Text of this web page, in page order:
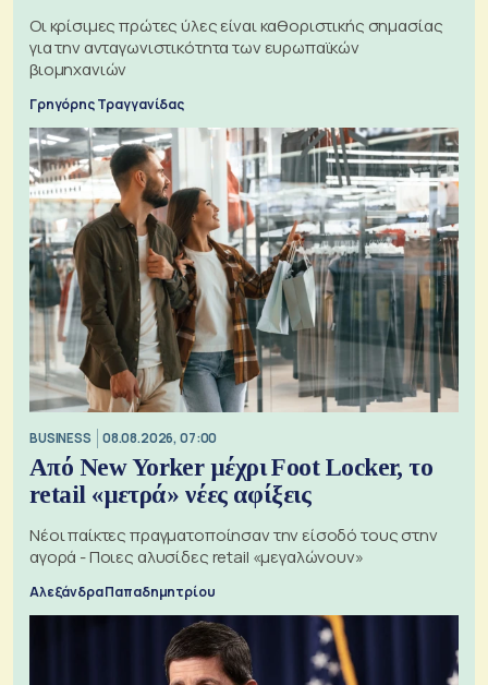
Οι κρίσιμες πρώτες ύλες είναι καθοριστικής σημασίας
για την ανταγωνιστικότητα των ευρωπαϊκών
βιομηχανιών
Γρηγόρης Τραγγανίδας
BUSINESS 08.08.2026, 07:00
Από New Yorker μέχρι Foot Locker, το
retail «μετρά» νέες αφίξεις
Νέοι παίκτες πραγματοποίησαν την είσοδό τους στην
αγορά - Ποιες αλυσίδες retail «μεγαλώνουν»
Αλεξάνδρα Παπαδημητρίου